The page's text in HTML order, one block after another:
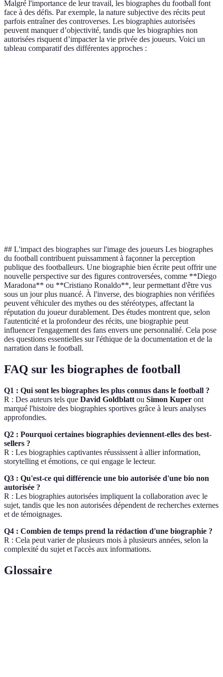
Malgré l'importance de leur travail, les biographes du football font
face à des défis. Par exemple, la nature subjective des récits peut
parfois entraîner des controverses. Les biographies autorisées
peuvent manquer d’objectivité, tandis que les biographies non
autorisées risquent d’impacter la vie privée des joueurs. Voici un
tableau comparatif des différentes approches :
## L'impact des biographes sur l'image des joueurs Les biographes
du football contribuent puissamment à façonner la perception
publique des footballeurs. Une biographie bien écrite peut offrir une
nouvelle perspective sur des figures controversées, comme **Diego
Maradona** ou **Cristiano Ronaldo**, leur permettant d'être vus
sous un jour plus nuancé. À l'inverse, des biographies non vérifiées
peuvent véhiculer des mythes ou des stéréotypes, affectant la
réputation du joueur durablement. Des études montrent que, selon
l'autenticité et la profondeur des récits, une biographie peut
influencer l'engagement des fans envers une personnalité. Cela pose
des questions essentielles sur l'éthique de la documentation et de la
narration dans le football.
FAQ sur les biographes de football
Q1 : Qui sont les biographes les plus connus dans le football ?
R : Des auteurs tels que David Goldblatt ou Simon Kuper ont
marqué l'histoire des biographies sportives grâce à leurs analyses
approfondies.
Q2 : Pourquoi certaines biographies deviennent-elles des best-
sellers ?
R : Les biographies captivantes réussissent à allier information,
storytelling et émotions, ce qui engage le lecteur.
Q3 : Qu'est-ce qui différencie une bio autorisée d'une bio non
autorisée ?
R : Les biographies autorisées impliquent la collaboration avec le
sujet, tandis que les non autorisées dépendent de recherches externes
et de témoignages.
Q4 : Combien de temps prend la rédaction d'une biographie ?
R : Cela peut varier de plusieurs mois à plusieurs années, selon la
complexité du sujet et l'accès aux informations.
Glossaire